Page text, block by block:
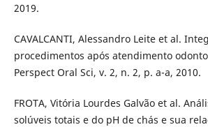
2019.
CAVALCANTI, Alessandro Leite et al.
procedimentos após atendimento
Perspect Oral Sci, v. 2, n. 2, p. a-a, 2010.
FROTA, Vitória Lourdes Galvão et al.
solúveis totais e do pH de chás e sua